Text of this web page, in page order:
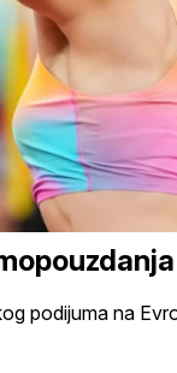
podijuma na